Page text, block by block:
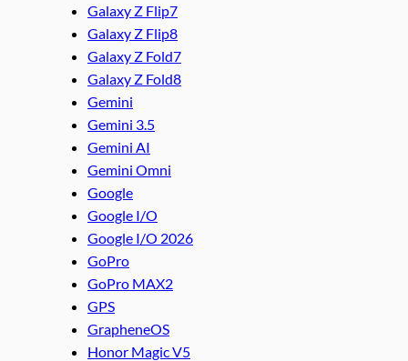
Galaxy Z Flip7
Galaxy Z Flip8
Galaxy Z Fold7
Galaxy Z Fold8
Gemini
Gemini 3.5
Gemini AI
Gemini Omni
Google
Google I/O
Google I/O 2026
GoPro
GoPro MAX2
GPS
GrapheneOS
Honor Magic V5